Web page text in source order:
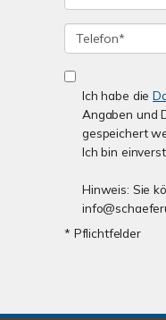
Ich habe die
Angaben und
gespeichert
Ich bin
Hinweis: Sie
* Pflichtfelder